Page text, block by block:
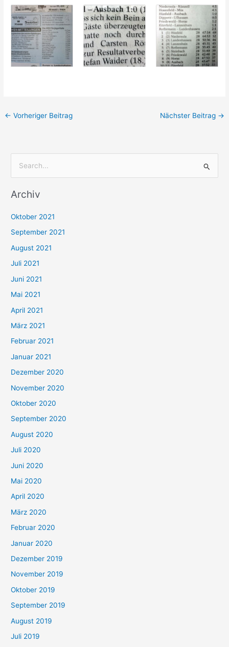
← Vorheriger Beitrag Nächster Beitrag →
c
n
n
a
c
h
:
Archiv
Oktober 2021
September 2021
August 2021
Juli 2021
Juni 2021
Mai 2021
April 2021
März 2021
Februar 2021
Januar 2021
Dezember 2020
November 2020
Oktober 2020
September 2020
August 2020
Juli 2020
Juni 2020
Mai 2020
April 2020
März 2020
Februar 2020
Januar 2020
Dezember 2019
November 2019
Oktober 2019
September 2019
August 2019
Juli 2019